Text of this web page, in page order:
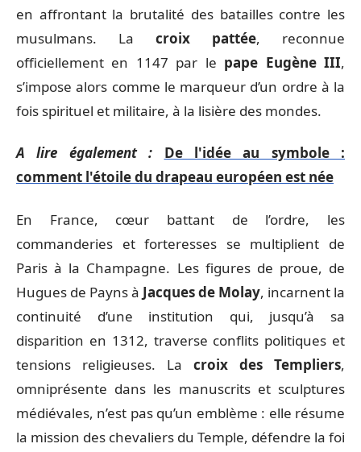
en affrontant la brutalité des batailles contre les
musulmans. La croix pattée, reconnue
officiellement en 1147 par le pape Eugène III,
s’impose alors comme le marqueur d’un ordre à la
fois spirituel et militaire, à la lisière des mondes.
A lire également :
De l'idée au symbole :
comment l'étoile du drapeau européen est née
En France, cœur battant de l’ordre, les
commanderies et forteresses se multiplient de
Paris à la Champagne. Les figures de proue, de
Hugues de Payns à Jacques de Molay, incarnent la
continuité d’une institution qui, jusqu’à sa
disparition en 1312, traverse conflits politiques et
tensions religieuses. La croix des Templiers,
omniprésente dans les manuscrits et sculptures
médiévales, n’est pas qu’un emblème : elle résume
la mission des chevaliers du Temple, défendre la foi